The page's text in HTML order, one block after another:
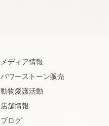
メディア情報
パワーストーン販売
動物愛護活動
店舗情報
ブログ